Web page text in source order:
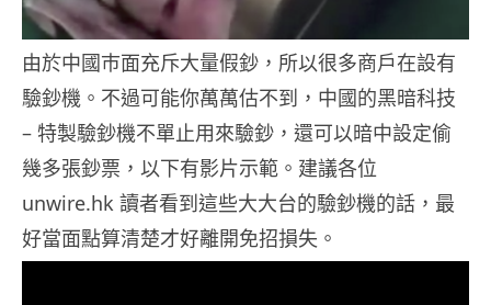
由於中國巿面充斥大量假鈔，所以很多商戶在設有
驗鈔機。不過可能你萬萬估不到，中國的黑暗科技
– 特製驗鈔機不單止用來驗鈔，還可以暗中設定偷
幾多張鈔票，以下有影片示範。建議各位
unwire.hk 讀者看到這些大大台的驗鈔機的話，最
好當面點算清楚才好離開免招損失。